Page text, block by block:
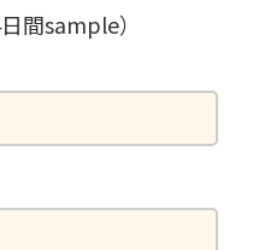
間sample）